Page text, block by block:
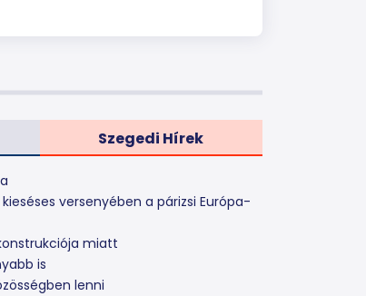
Szegedi Hírek
versenyében a párizsi Európa-
miatt
is
lenni